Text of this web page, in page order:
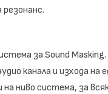
за Sound
канала и изхода
ниво система, за